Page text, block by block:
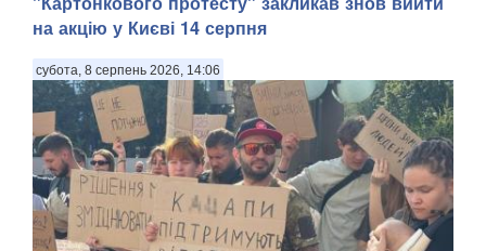
на акцію у Києві 14 серпня
субота, 8 серпень 2026, 14:06